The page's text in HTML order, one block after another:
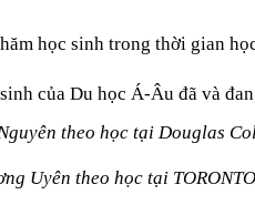
học sinh trong thời gian
của Du học Á-Âu đã và
theo học tại Douglas
Uyên theo học tại